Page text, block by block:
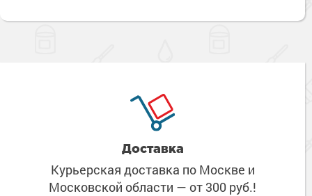
Доставка
Курьерская доставка по Москве и
Московской области — от 300 руб.!